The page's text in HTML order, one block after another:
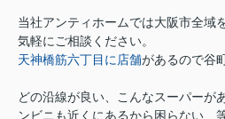
当社アンティホームでは大阪市全域
気軽にご相談ください。
天神橋筋六丁目に店舗があるので谷
どの沿線が良い、こんなスーパーが
ンビニも近くにあるから困らない、